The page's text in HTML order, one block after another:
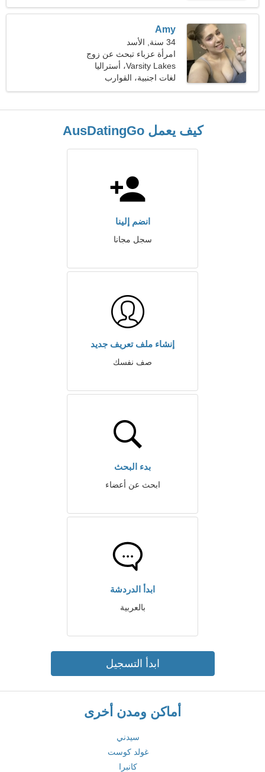
Amy
34 سنة, الأسد
امرأة عزباء تبحث عن زوج
Varsity Lakes، أستراليا
لغات اجنبية، القوارب
كيف يعمل AusDatingGo
انضم إلينا
سجل مجانا
إنشاء ملف تعريف جديد
صف نفسك
بدء البحث
ابحث عن أعضاء
ابدأ الدردشة
بالعربية
ابدأ التسجيل
أماكن ومدن أخرى
سيدني
غولد كوست
كانبرا